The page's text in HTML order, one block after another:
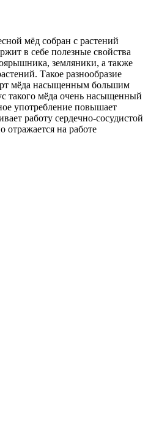
мёд собран с растений
в себе полезные свойства
земляники, а также
Такое разнообразие
мёда насыщенным большим
такого мёда очень насыщенный
употребление повышает
работу сердечно-сосудистой
отражается на работе